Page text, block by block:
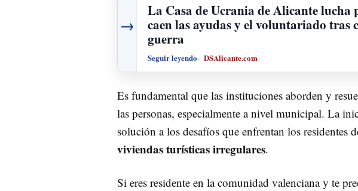
→
La Casa de Ucrania de Alicante lucha
caen las ayudas y el voluntariado tras
guerra
Seguir leyendo DSAlicante.com
Es fundamental que las instituciones aborden y
las personas, especialmente a nivel municipal. La
solución a los desafíos que enfrentan los
viviendas turísticas irregulares.
Si eres residente en la comunidad valenciana y te